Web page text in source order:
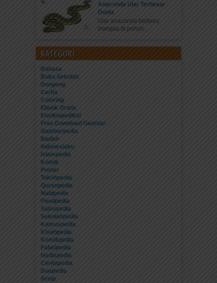
Anaconda Ular Terbesar
Dunia
Ular anaconda berburu
mangsa di pohon...
KATEGORI
Bahasa
Buku Sekolah
Dongeng
Cerita
Coloring
Ebook Gratis
Ensiklopedikid
Free Download Gambar
Gambarpedia
Ibadah
Indonesiaku
Islampedia
Komik
Poster
Tokohpedia
Quranpedia
Nabipedia
Paudpedia
Sainspedia
Sekolahpedia
Kamuspedia
Kisahpedia
Komikpedia
Fabelpedia
Hadispedia
Ceritapedia
Doapedia
Arsip